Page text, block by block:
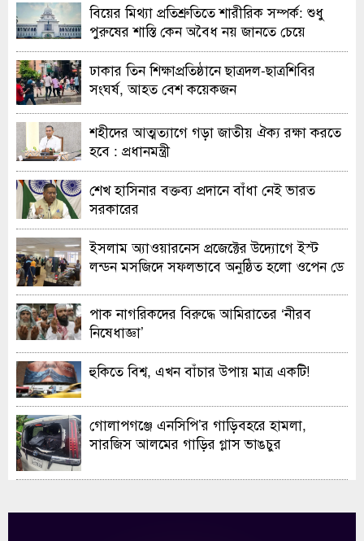
বিয়ের মিথ্যা প্রতিশ্রুতিতে শারীরিক সম্পর্ক: শুধু
পুরুষের শাস্তি কেন অবৈধ নয় জানতে চেয়ে
হাইকোর্টের রুল
ঢাকার তিন শিক্ষাপ্রতিষ্ঠানে ছাত্রদল-ছাত্রশিবির
সংঘর্ষ, আহত বেশ কয়েকজন
শহীদের আত্মত্যাগে গড়া জাতীয় ঐক্য রক্ষা করতে
হবে : প্রধানমন্ত্রী
শেখ হাসিনার বক্তব্য প্রদানে বাঁধা নেই ভারত
সরকারের
ইসলাম অ্যাওয়ারনেস প্রজেক্টের উদ্যোগে ইস্ট
লন্ডন মসজিদে সফলভাবে অনুষ্ঠিত হলো ওপেন ডে
পাক নাগরিকদের বিরুদ্ধে আমিরাতের ‘নীরব
নিষেধাজ্ঞা’
হুকিতে বিশ্ব, এখন বাঁচার উপায় মাত্র একটি!
গোলাপগঞ্জে এনসিপি’র গাড়িবহরে হামলা,
সারজিস আলমের গাড়ির গ্লাস ভাঙচুর